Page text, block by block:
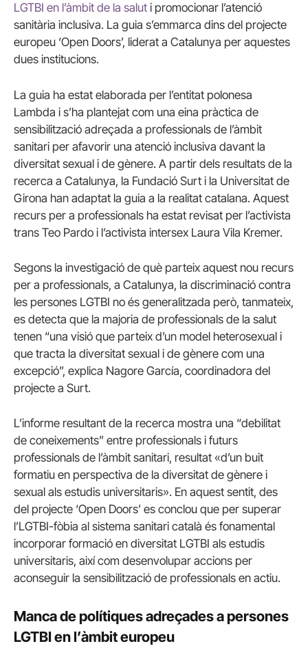
LGTBI en l’àmbit de la salut i promocionar l’atenció
sanitària inclusiva. La guia s’emmarca dins del projecte
europeu ‘Open Doors’, liderat a Catalunya per aquestes
dues institucions.
La guia ha estat elaborada per l’entitat polonesa
Lambda i s’ha plantejat com una eina pràctica de
sensibilització adreçada a professionals de l’àmbit
sanitari per afavorir una atenció inclusiva davant la
diversitat sexual i de gènere. A partir dels resultats de la
recerca a Catalunya, la Fundació Surt i la Universitat de
Girona han adaptat la guia a la realitat catalana. Aquest
recurs per a professionals ha estat revisat per l’activista
trans Teo Pardo i l’activista intersex Laura Vila Kremer.
Segons la investigació de què parteix aquest nou recurs
per a professionals, a Catalunya, la discriminació contra
les persones LGTBI no és generalitzada però, tanmateix,
es detecta que la majoria de professionals de la salut
tenen “una visió que parteix d’un model heterosexual i
que tracta la diversitat sexual i de gènere com una
excepció”, explica Nagore García, coordinadora del
projecte a Surt.
L’informe resultant de la recerca mostra una “debilitat
de coneixements” entre professionals i futurs
professionals de l’àmbit sanitari, resultat «d’un buit
formatiu en perspectiva de la diversitat de gènere i
sexual als estudis universitaris». En aquest sentit, des
del projecte ‘Open Doors’ es conclou que per superar
l’LGTBI-fòbia al sistema sanitari català és fonamental
incorporar formació en diversitat LGTBI als estudis
universitaris, així com desenvolupar accions per
aconseguir la sensibilització de professionals en actiu.
Manca de polítiques adreçades a persones
LGTBI en l’àmbit europeu